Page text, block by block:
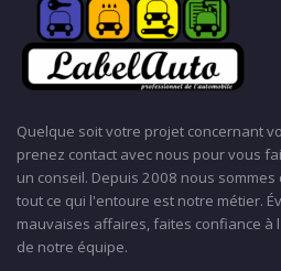
Quelque soit votre projet concernant
prenez contact avec nous pour vous
un conseil. Depuis 2008 nous
tout ce qui l'entoure est notre métier.
mauvaises affaires, faites confiance
de notre équipe.